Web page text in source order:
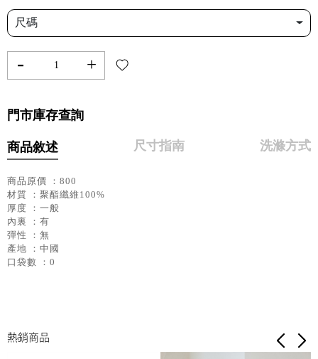
尺碼
- +
門市庫存查詢
商品敘述 尺寸指南 洗滌方式
商品原價 ：800
材質 ：聚酯纖維100%
厚度 ：一般
內裏 ：有
彈性 ：無
產地 ：中國
口袋數 ：0
熱銷商品